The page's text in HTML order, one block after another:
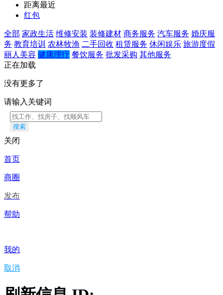
距离最近
红包
全部 家政生活 维修安装 装修建材 商务服务 汽车服务 婚庆服
务 教育培训 农林牧渔 二手回收 租赁服务 休闲娱乐 旅游度假
丽人美容 健康理疗 餐饮服务 批发采购 其他服务
正在加载
没有更多了
请输入关键词
搜索
关闭
首页
商圈
发布
帮助
我的
取消